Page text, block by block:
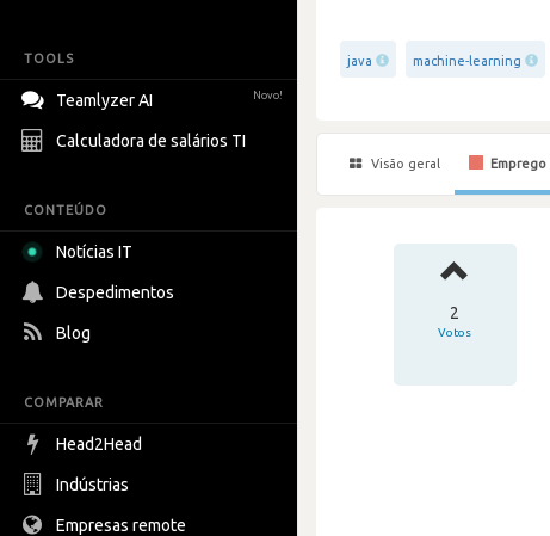
TOOLS
Teamlyzer AI Novo!
Calculadora de salários TI
CONTEÚDO
Notícias IT
Despedimentos
Blog
COMPARAR
Head2Head
Indústrias
Empresas remote
java machine-learning
Visão geral Emprego
2
Votos